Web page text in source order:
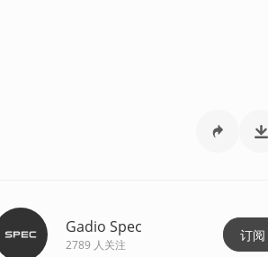
Gadio Spec
2789 人关注
订阅